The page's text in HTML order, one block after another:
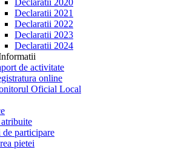
Declaratii 2020
Declaratii 2021
Declaratii 2022
Declaratii 2023
Declaratii 2024
de activitate
online
Oficial Local
participare
pietei